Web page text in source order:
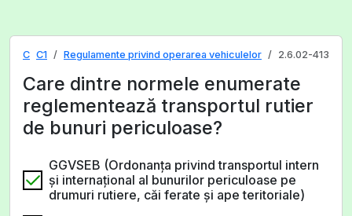
C C1 Regulamente privind operarea vehiculelor 2.6.02-413
Care dintre normele enumerate
reglementează transportul rutier
de bunuri periculoase?
GGVSEB (Ordonanţa privind transportul intern
şi internaţional al bunurilor periculoase pe
drumuri rutiere, căi ferate şi ape teritoriale)